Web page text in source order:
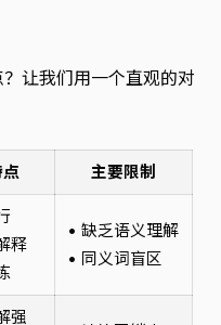
让我们用一个直观的对
主要限制
释
• 缺乏语义理解
• 同义词盲区
强